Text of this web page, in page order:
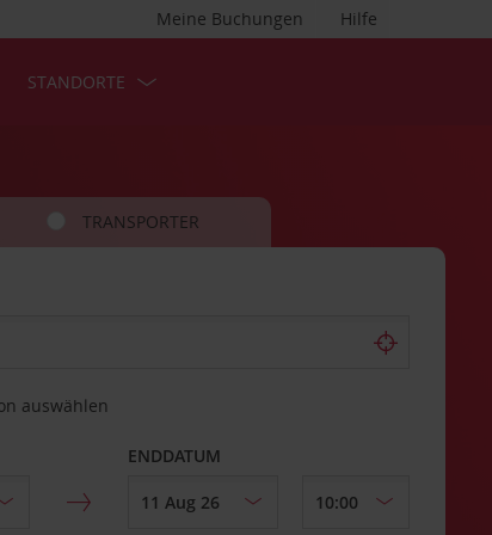
Hilfe
Meine Buchungen
STANDORTE
TRANSPORTER
auswählen
ENDDATUM